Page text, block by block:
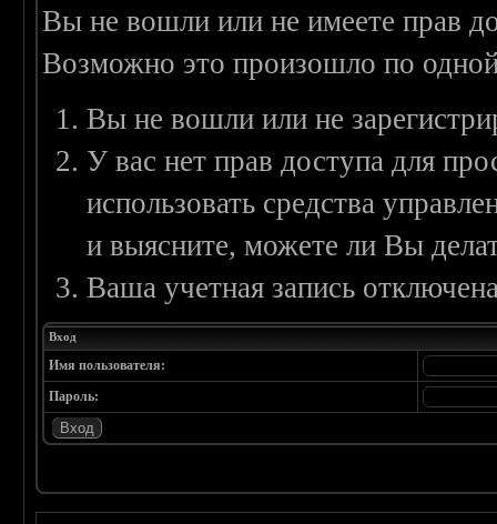
Вы не вошли или не имеете прав
Возможно это произошло по
Вы не вошли или не
У вас нет прав доступа для
использовать средства
и выясните, можете ли Вы
Ваша учетная запись
Вход
Имя пользователя:
Пароль: